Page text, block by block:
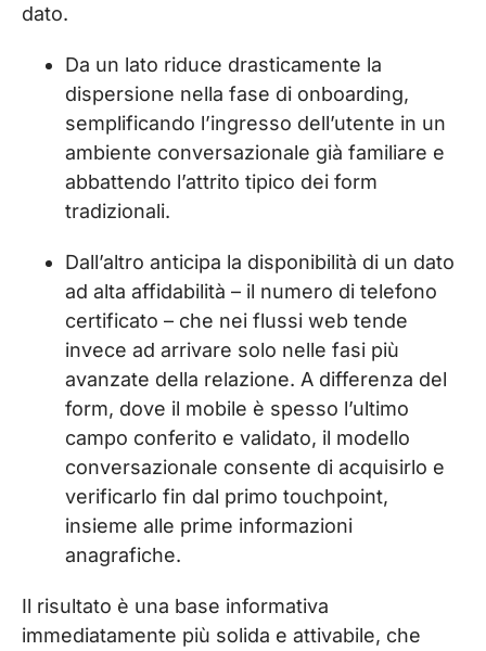
dato.
Da un lato riduce drasticamente la
dispersione nella fase di onboarding,
semplificando l’ingresso dell’utente in un
ambiente conversazionale già familiare e
abbattendo l’attrito tipico dei form
tradizionali.
Dall’altro anticipa la disponibilità di un dato
ad alta affidabilità – il numero di telefono
certificato – che nei flussi web tende
invece ad arrivare solo nelle fasi più
avanzate della relazione. A differenza del
form, dove il mobile è spesso l’ultimo
campo conferito e validato, il modello
conversazionale consente di acquisirlo e
verificarlo fin dal primo touchpoint,
insieme alle prime informazioni
anagrafiche.
Il risultato è una base informativa
immediatamente più solida e attivabile, che